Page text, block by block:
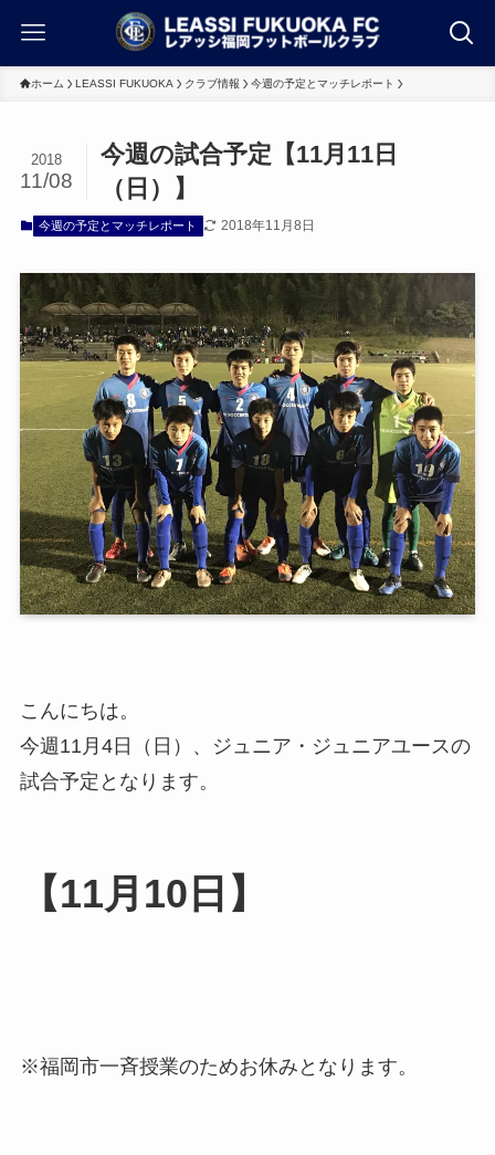
ホーム LEASSI FUKUOKA クラブ情報 今週の予定とマッチレポート
今週の試合予定【11月11日
（日）】
2018
11/08
今週の予定とマッチレポート 2018年11月8日
こんにちは。
今週11月4日（日）、ジュニア・ジュニアユースの
試合予定となります。
【11月10日】
※福岡市一斉授業のためお休みとなります。